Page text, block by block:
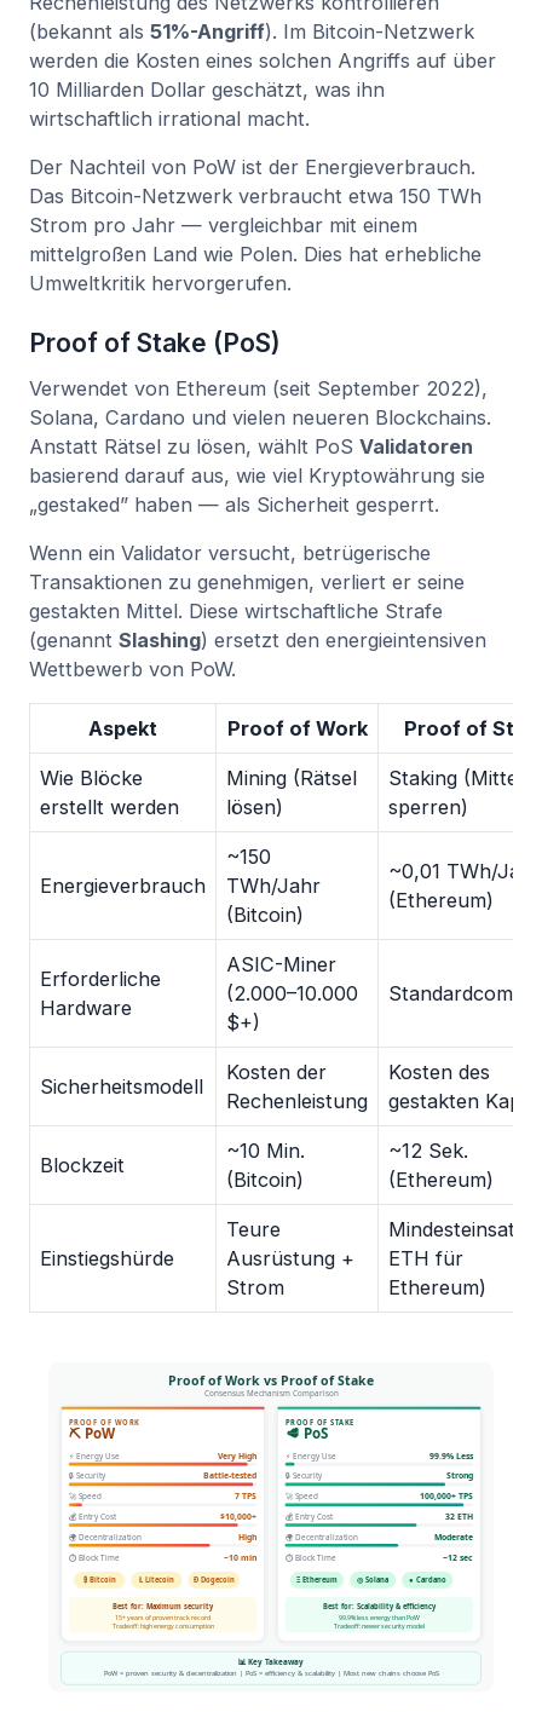
(bekannt als 51%-Angriff). Im Bitcoin-Netzwerk
werden die Kosten eines solchen Angriffs auf über
10 Milliarden Dollar geschätzt, was ihn
wirtschaftlich irrational macht.
Der Nachteil von PoW ist der Energieverbrauch.
Das Bitcoin-Netzwerk verbraucht etwa 150 TWh
Strom pro Jahr — vergleichbar mit einem
mittelgroßen Land wie Polen. Dies hat erhebliche
Umweltkritik hervorgerufen.
Proof of Stake (PoS)
Verwendet von Ethereum (seit September 2022),
Solana, Cardano und vielen neueren Blockchains.
Anstatt Rätsel zu lösen, wählt PoS Validatoren
basierend darauf aus, wie viel Kryptowährung sie
„gestaked” haben — als Sicherheit gesperrt.
Wenn ein Validator versucht, betrügerische
Transaktionen zu genehmigen, verliert er seine
gestakten Mittel. Diese wirtschaftliche Strafe
(genannt Slashing) ersetzt den energieintensiven
Wettbewerb von PoW.
Aspekt Proof of Work Proof of
Wie Blöcke
erstellt werden
Mining (Rätsel
lösen)
Staking (Mittel
sperren)
Energieverbrauch
~150
TWh/Jahr
(Bitcoin)
~0,01 TWh/Jahr
(Ethereum)
Erforderliche
Hardware
ASIC-Miner
(2.000–10.000
$+)
Sicherheitsmodell
Kosten der
Rechenleistung
Kosten des
gestakten
Blockzeit
~10 Min.
(Bitcoin)
~12 Sek.
(Ethereum)
Einstiegshürde
Teure
Ausrüstung +
Strom
Mindesteinsatz
ETH für
Ethereum)